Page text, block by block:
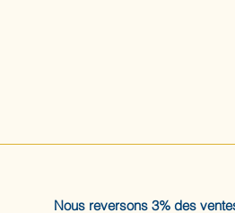
Nous reversons 3% des